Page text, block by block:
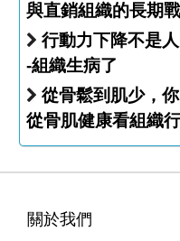
與直銷組織的長期
行動力下降不是
-組織生病了
從骨鬆到肌少，
從骨肌健康看組織
關於我們